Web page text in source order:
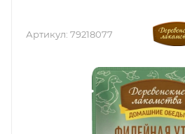
Артикул: 79218077